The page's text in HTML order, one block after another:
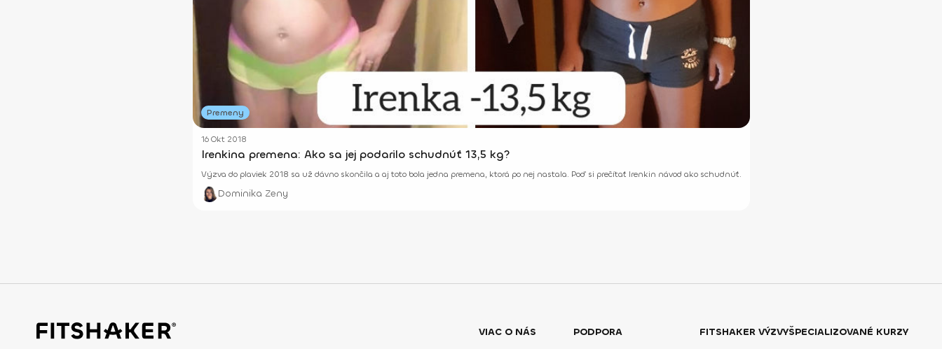
Premeny
16 Okt 2018
Irenkina premena: Ako sa jej podarilo schudnúť 13,5 kg?
Výzva do plaviek 2018 sa už dávno skončila a aj toto bola jedna premena, ktorá po nej nastala. Poď si prečítať Irenkin návod ako schudnúť.
Dominika Zeny
VIAC O NÁS PODPORA FITSHAKER VÝZVYŠPECIALIZOVANÉ KURZY